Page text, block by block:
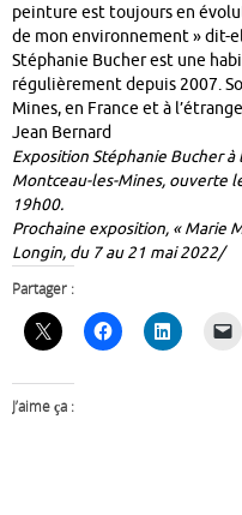
peinture est toujours en
de mon environnement » dit-
Stéphanie Bucher est une
régulièrement depuis 2007.
Mines, en France et à
Jean Bernard
Exposition Stéphanie Bucher
Montceau-les-Mines, ouverte
19h00.
Prochaine exposition, « Marie
Longin, du 7 au 21 mai 2022/
Partager :
J’aime ça :